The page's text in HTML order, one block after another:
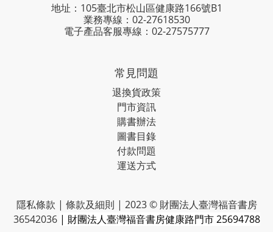
地址：105臺北市松山區健康路166號B1
業務專線： 02-27618530
電子產品客服專線：02-27575777
常見問題
退換貨政策
門市資訊
購書辦法
圖書目錄
付款問題
運送方式
隱私條款 | 條款及細則 | 2023 © 財團法人臺灣福音書房
36542036 | 財團法人臺灣福音書房健康路門市 25694788